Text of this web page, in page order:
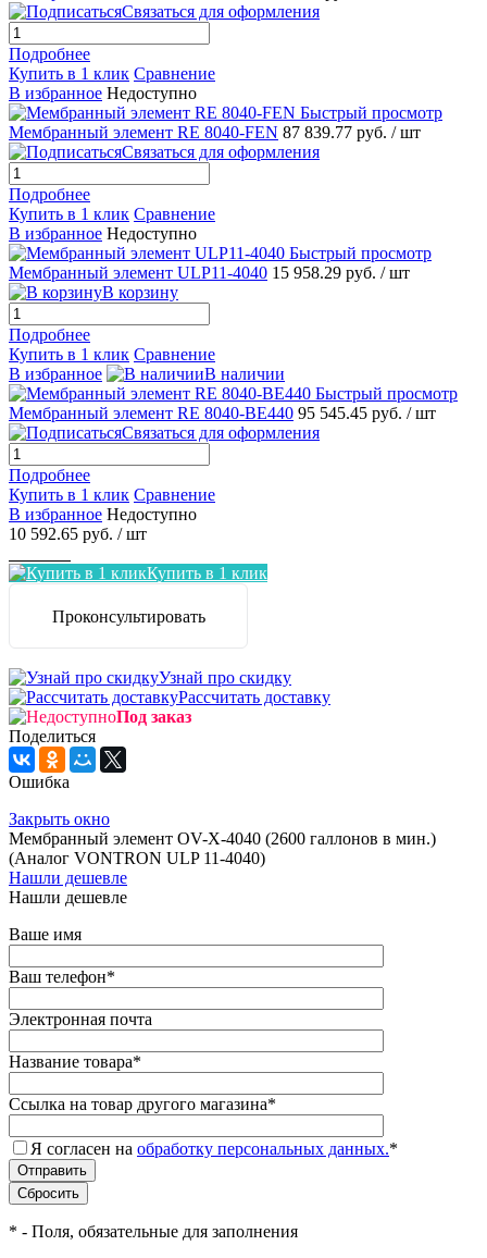
Связаться для оформления
Подробнее
Купить в 1 клик Сравнение
В избранное Недоступно
Быстрый просмотр
Мембранный элемент RE 8040-FEN 87 839.77 руб. / шт
Связаться для оформления
Подробнее
Купить в 1 клик Сравнение
В избранное Недоступно
Быстрый просмотр
Мембранный элемент ULP11-4040 15 958.29 руб. / шт
В корзину
Подробнее
Купить в 1 клик Сравнение
В избранное
В наличии
Быстрый просмотр
Мембранный элемент RE 8040-BE440 95 545.45 руб. / шт
Связаться для оформления
Подробнее
Купить в 1 клик Сравнение
В избранное Недоступно
10 592.65 руб. / шт
Купить в 1 клик
Проконсультировать
Узнай про скидку
Рассчитать доставку
Под заказ
Поделиться
Ошибка
Закрыть окно
Мембранный элемент OV-X-4040 (2600 галлонов в мин.)
(Аналог VONTRON ULP 11-4040)
Нашли дешевле
Нашли дешевле
Ваше имя
Ваш телефон*
Электронная почта
Название товара*
Ссылка на товар другого магазина*
Я согласен на обработку персональных данных.*
* - Поля, обязательные для заполнения